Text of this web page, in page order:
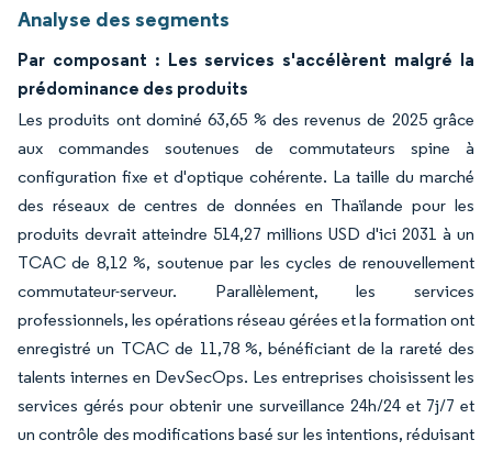
Analyse des segments
Par composant : Les services s'accélèrent malgré la
prédominance des produits
Les produits ont dominé 63,65 % des revenus de 2025 grâce
aux commandes soutenues de commutateurs spine à
configuration fixe et d'optique cohérente. La taille du marché
des réseaux de centres de données en Thaïlande pour les
produits devrait atteindre 514,27 millions USD d'ici 2031 à un
TCAC de 8,12 %, soutenue par les cycles de renouvellement
commutateur-serveur. Parallèlement, les services
professionnels, les opérations réseau gérées et la formation ont
enregistré un TCAC de 11,78 %, bénéficiant de la rareté des
talents internes en DevSecOps. Les entreprises choisissent les
services gérés pour obtenir une surveillance 24h/24 et 7j/7 et
un contrôle des modifications basé sur les intentions, réduisant